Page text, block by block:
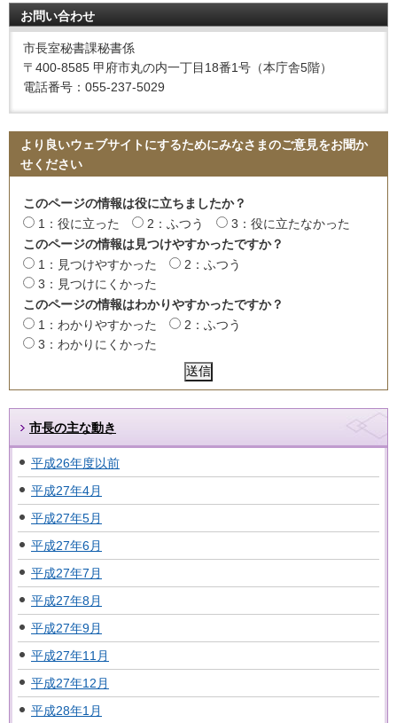
お問い合わせ
市長室秘書課秘書係
〒400-8585 甲府市丸の内一丁目18番1号（本庁舎5階）
電話番号：055-237-5029
より良いウェブサイトにするためにみなさまのご意見をお聞か
せください
このページの情報は役に立ちましたか？
1：役に立った
2：ふつう
3：役に立たなかった
このページの情報は見つけやすかったですか？
1：見つけやすかった
2：ふつう
3：見つけにくかった
このページの情報はわかりやすかったですか？
1：わかりやすかった
2：ふつう
3：わかりにくかった
市長の主な動き
平成26年度以前
平成27年4月
平成27年5月
平成27年6月
平成27年7月
平成27年8月
平成27年9月
平成27年11月
平成27年12月
平成28年1月